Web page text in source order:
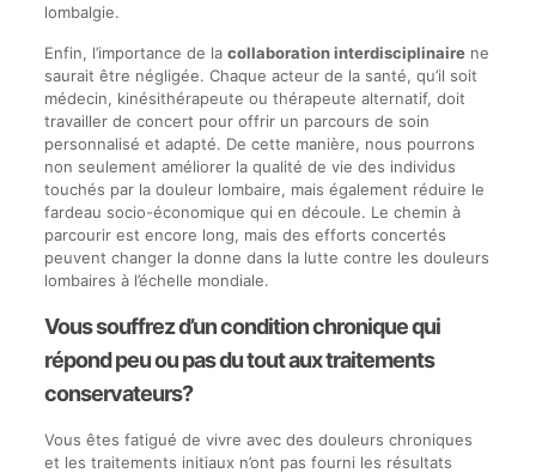
lombalgie.
Enfin, l’importance de la collaboration interdisciplinairene
saurait être négligée. Chaque acteur de la santé, qu’il soit
médecin, kinésithérapeute ou thérapeute alternatif, doit
travailler de concert pour offrir un parcours de soin
personnalisé et adapté. De cette manière, nous pourrons
non seulement améliorer la qualité de vie des individus
touchés par la douleur lombaire, mais également réduire le
fardeau socio-économique qui en découle. Le chemin à
parcourir est encore long, mais des efforts concertés
peuvent changer la donne dans la lutte contre les douleurs
lombaires à l’échelle mondiale.
Vous souffrez d’un condition chronique qui
répond peu ou pas du tout aux traitements
conservateurs?
Vous êtes fatigué de vivre avec des douleurs chroniques
et les traitements initiaux n’ont pas fourni les résultats